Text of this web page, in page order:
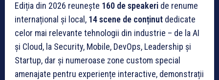
Ediția din 2026 reunește 160 de speakeri de renume
internațional și local, 14 scene de conținut dedicate
celor mai relevante tehnologii din industrie – de la AI
și Cloud, la Security, Mobile, DevOps, Leadership și
Startup, dar și numeroase zone custom special
amenajate pentru experiențe interactive, demonstrații